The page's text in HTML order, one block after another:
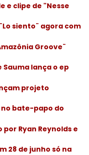
e clipe de "Nesse
siento¨ agora com
Groove¨
lança o ep
projeto
no bate-papo do
por Ryan Reynolds e
28 de junho só na